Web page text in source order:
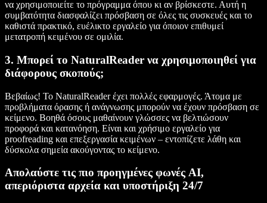
να χρησιμοποιείτε το πρόγραμμα όπου κι αν βρίσκεστε. Αυτή η
συμβατότητα διασφαλίζει πρόσβαση σε όλες τις συσκευές και το
καθιστά πρακτικό, ευέλικτο εργαλείο για όποιον επιθυμεί
μετατροπή κειμένου σε ομιλία.
3. Μπορεί το NaturalReader να χρησιμοποιηθεί για
διάφορους σκοπούς;
Βεβαίως! Το NaturalReader έχει πολλές εφαρμογές. Άτομα με
προβλήματα όρασης ή ανάγνωσης μπορούν να έχουν πρόσβαση σε
κείμενο. Βοηθά όσους μαθαίνουν γλώσσες να βελτιώσουν
προφορά και κατανόηση. Είναι και χρήσιμο εργαλείο για
proofreading και επεξεργασία κειμένων – εντοπίζετε λάθη και
δύσκολα σημεία ακούγοντας το κείμενο.
Απολαύστε τις πιο προηγμένες φωνές AI,
απεριόριστα αρχεία και υποστήριξη 24/7